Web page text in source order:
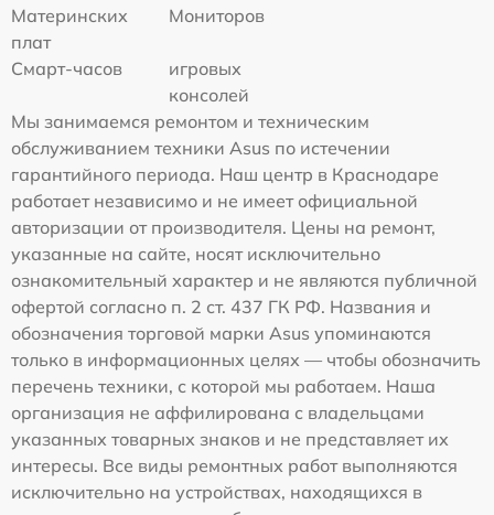
Материнских
плат
Мониторов
Смарт-часов
игровых
консолей
Мы занимаемся ремонтом и техническим
обслуживанием техники Asus по истечении
гарантийного периода. Наш центр в Краснодаре
работает независимо и не имеет официальной
авторизации от производителя. Цены на ремонт,
указанные на сайте, носят исключительно
ознакомительный характер и не являются публичной
офертой согласно п. 2 ст. 437 ГК РФ. Названия и
обозначения торговой марки Asus упоминаются
только в информационных целях — чтобы обозначить
перечень техники, с которой мы работаем. Наша
организация не аффилирована с владельцами
указанных товарных знаков и не представляет их
интересы. Все виды ремонтных работ выполняются
исключительно на устройствах, находящихся в